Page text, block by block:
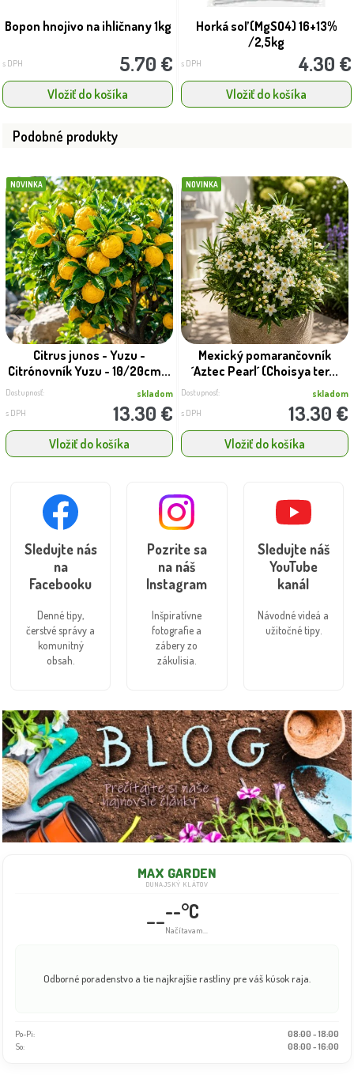
MAX GARDEN
DUNAJSKÝ KLÁTOV
--°C
Info dočasne nedostupné
Odborné poradenstvo a tie najkrajšie rastliny pre váš kúsok raja.
Po-Pi:
08:00 - 18:00
So:
08:00 - 16:00
Bopon hnojivo na ihličnany 1kg
s DPH 5.70 €
Vložiť do košíka
Horká soľ (MgSO4) 16+13%
/2,5kg
s DPH 4.30 €
Vložiť do košíka
Podobné produkty
NOVINKA
Citrus junos - Yuzu -
Citrónovník Yuzu - 10/20cm...
Dostupnosť: skladom
s DPH 13.30 €
Vložiť do košíka
NOVINKA
Mexický pomarančovník
´Aztec Pearl´ (Choisya ter...
Dostupnosť: skladom
s DPH 13.30 €
Vložiť do košíka
Sledujte nás
na
Facebooku
Denné tipy,
čerstvé správy a
komunitný
obsah.
Pozrite sa
na náš
Instagram
Inšpiratívne
fotografie a
zábery zo
zákulisia.
Sledujte náš
YouTube
kanál
Návodné videá a
užitočné tipy.